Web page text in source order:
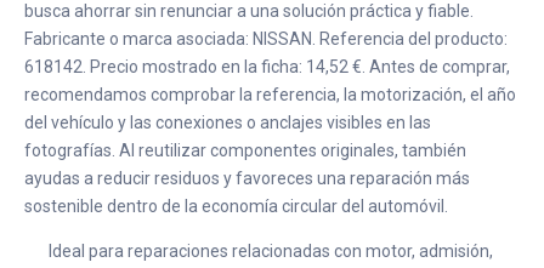
busca ahorrar sin renunciar a una solución práctica y fiable.
Fabricante o marca asociada: NISSAN. Referencia del producto:
618142. Precio mostrado en la ficha: 14,52 €. Antes de comprar,
recomendamos comprobar la referencia, la motorización, el año
del vehículo y las conexiones o anclajes visibles en las
fotografías. Al reutilizar componentes originales, también
ayudas a reducir residuos y favoreces una reparación más
sostenible dentro de la economía circular del automóvil.
Ideal para reparaciones relacionadas con motor, admisión,